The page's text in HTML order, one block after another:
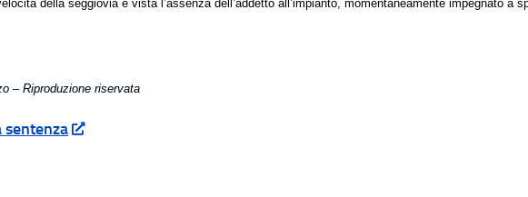
della seggiovia e vista l’assenza dell’addetto all’impianto, momentaneamente impegnato a
– Riproduzione riservata
sentenza